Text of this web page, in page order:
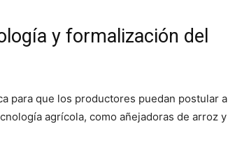
y formalización del
para que los productores puedan postular a
agrícola, como añejadoras de arroz y